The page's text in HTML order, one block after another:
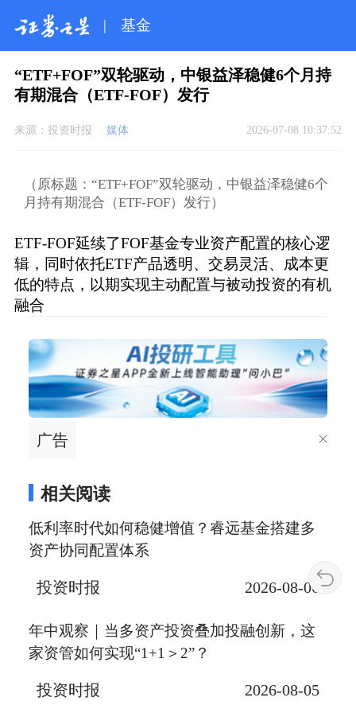
| 基金
“ETF+FOF”双轮驱动，中银益泽稳健6个月持
有期混合（ETF-FOF）发行
来源： 投资时报 媒体 2026-07-08 10:37:52
（原标题：“ETF+FOF”双轮驱动，中银益泽稳健6个
月持有期混合（ETF-FOF）发行）
ETF-FOF延续了FOF基金专业资产配置的核心逻
辑，同时依托ETF产品透明、交易灵活、成本更
低的特点，以期实现主动配置与被动投资的有机
融合
广告
相关阅读
低利率时代如何稳健增值？睿远基金搭建多
资产协同配置体系
投资时报 2026-08-06
年中观察｜当多资产投资叠加投融创新，这
家资管如何实现“1+1＞2”？
投资时报 2026-08-05